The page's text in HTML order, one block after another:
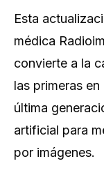
Esta
médica
convierte a la
las primeras
última
artificial para
por imágenes.